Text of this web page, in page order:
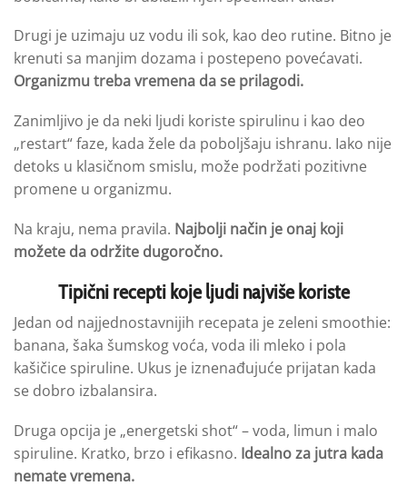
Drugi je uzimaju uz vodu ili sok, kao deo rutine. Bitno je
krenuti sa manjim dozama i postepeno povećavati.
Organizmu treba vremena da se prilagodi.
Zanimljivo je da neki ljudi koriste spirulinu i kao deo
„restart“ faze, kada žele da poboljšaju ishranu. Iako nije
detoks u klasičnom smislu, može podržati pozitivne
promene u organizmu.
Na kraju, nema pravila. Najbolji način je onaj koji
možete da održite dugoročno.
Tipični recepti koje ljudi najviše koriste
Jedan od najjednostavnijih recepata je zeleni smoothie:
banana, šaka šumskog voća, voda ili mleko i pola
kašičice spiruline. Ukus je iznenađujuće prijatan kada
se dobro izbalansira.
Druga opcija je „energetski shot“ – voda, limun i malo
spiruline. Kratko, brzo i efikasno. Idealno za jutra kada
nematevremena.